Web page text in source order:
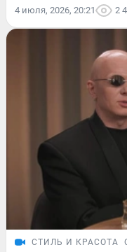
4 июля, 2026, 20:21 2
СТИЛЬ И КРАСОТА